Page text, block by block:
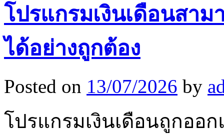
โปรแกรมเงินเดือนสาม
ได้อย่างถูกต้อง
Posted on 13/07/2026 by
โปรแกรมเงินเดือนถูกออ